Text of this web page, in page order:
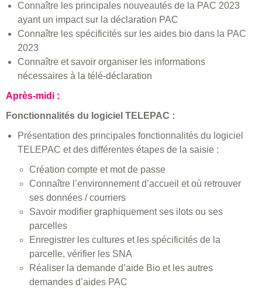
Connaître les principales nouveautés de la PAC 2023
ayant un impact sur la déclaration PAC
Connaître les spécificités sur les aides bio dans la PAC
2023
Connaître et savoir organiser les informations
nécessaires à la télé-déclaration
Après-midi :
Fonctionnalités du logiciel TELEPAC :
Présentation des principales fonctionnalités du logiciel
TELEPAC et des différentes étapes de la saisie :
Création compte et mot de passe
Connaître l’environnement d’accueil et où retrouver
ses données / courriers
Savoir modifier graphiquement ses ilots ou ses
parcelles
Enregistrer les cultures et les spécificités de la
parcelle, vérifier les SNA
Réaliser la demande d’aide Bio et les autres
demandes d’aides PAC